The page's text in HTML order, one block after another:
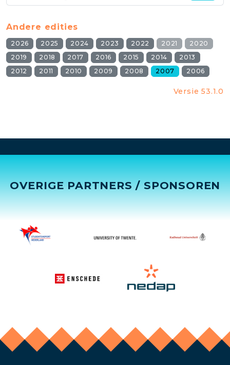
Andere edities
2026 2025 2024 2023 2022 2021
2020
2019
2018 2017 2016 2015 2014
2013
2012
2011 2010 2009 2008 2007 2006
Versie 53.1.0
OVERIGE PARTNERS / SPONSOREN